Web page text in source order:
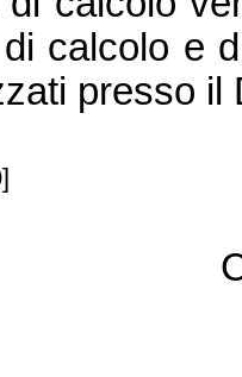
calcolo e
presso il